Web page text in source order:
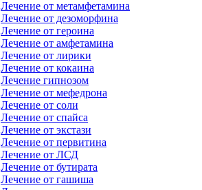
Лечение от метамфетамина
Лечение от дезоморфина
Лечение от героина
Лечение от амфетамина
Лечение от лирики
Лечение от кокаина
Лечение гипнозом
Лечение от мефедрона
Лечение от соли
Лечение от спайса
Лечение от экстази
Лечение от первитина
Лечение от ЛСД
Лечение от бутирата
Лечение от гашиша